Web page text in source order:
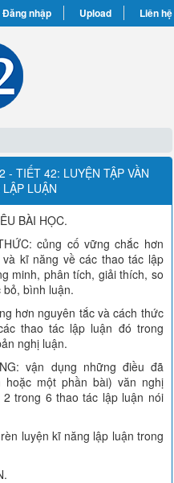
Đăng nhập Upload Liên hệ
- TIẾT 42: LUYỆN TẬP VẦN
LUẬN
BÀI HỌC.
củng cố vững chắc hơn
kĩ năng về các thao tác lập
minh, phân tích, giải thích, so
bỏ, bình luận.
hơn nguyên tắc và cách thức
thao tác lập luận đó trong
nghị luận.
vận dụng những điều đã
một phần bài) văn nghị
trong 6 thao tác lập luận nói
luyện kĩ năng lập luận trong